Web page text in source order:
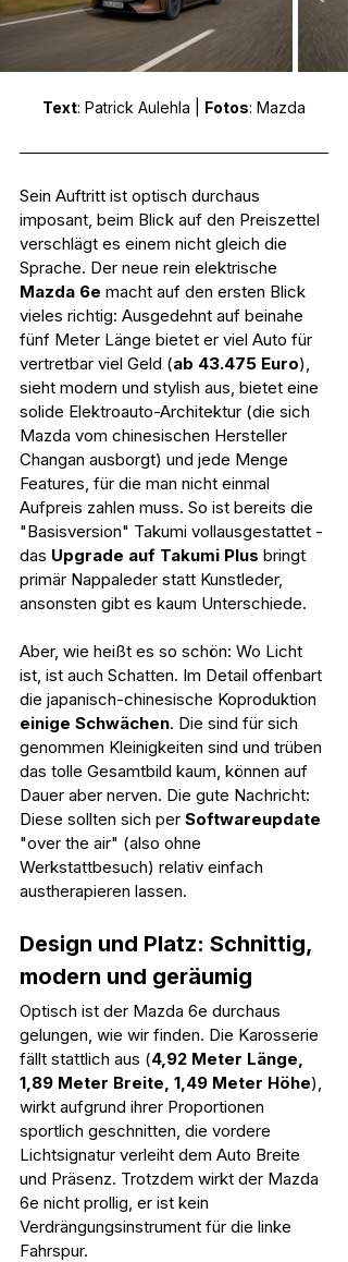
Text: Patrick Aulehla | Fotos: Mazda
Sein Auftritt ist optisch durchaus
imposant, beim Blick auf den Preiszettel
verschlägt es einem nicht gleich die
Sprache. Der neue rein elektrische
Mazda 6e macht auf den ersten Blick
vieles richtig: Ausgedehnt auf beinahe
fünf Meter Länge bietet er viel Auto für
vertretbar viel Geld (ab 43.475 Euro),
sieht modern und stylish aus, bietet eine
solide Elektroauto-Architektur (die sich
Mazda vom chinesischen Hersteller
Changan ausborgt) und jede Menge
Features, für die man nicht einmal
Aufpreis zahlen muss. So ist bereits die
"Basisversion" Takumi vollausgestattet -
das Upgrade auf Takumi Plus bringt
primär Nappaleder statt Kunstleder,
ansonsten gibt es kaum Unterschiede.
Aber, wie heißt es so schön: Wo Licht
ist, ist auch Schatten. Im Detail offenbart
die japanisch-chinesische Koproduktion
einige Schwächen. Die sind für sich
genommen Kleinigkeiten sind und trüben
das tolle Gesamtbild kaum, können auf
Dauer aber nerven. Die gute Nachricht:
Diese sollten sich per Softwareupdate
"over the air" (also ohne
Werkstattbesuch) relativ einfach
austherapieren lassen.
Design und Platz: Schnittig,
modern und geräumig
Optisch ist der Mazda 6e durchaus
gelungen, wie wir finden. Die Karosserie
fällt stattlich aus (4,92 Meter Länge,
1,89 Meter Breite, 1,49 Meter Höhe),
wirkt aufgrund ihrer Proportionen
sportlich geschnitten, die vordere
Lichtsignatur verleiht dem Auto Breite
und Präsenz. Trotzdem wirkt der Mazda
6e nicht prollig, er ist kein
Verdrängungsinstrument für die linke
Fahrspur.